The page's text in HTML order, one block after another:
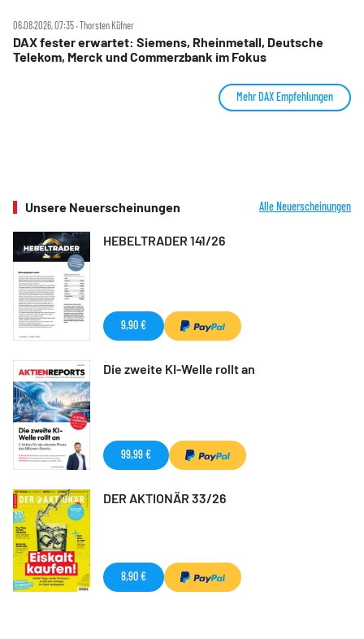
06.08.2026, 07:35 ‧ Thorsten Küfner
DAX fester erwartet: Siemens, Rheinmetall, Deutsche
Telekom, Merck und Commerzbank im Fokus
Mehr DAX Empfehlungen
Unsere Neuerscheinungen Alle Neuerscheinungen
HEBELTRADER 141/26
9,90 €
Die zweite KI-Welle rollt an
99,99 €
DER AKTIONÄR 33/26
8,90 €